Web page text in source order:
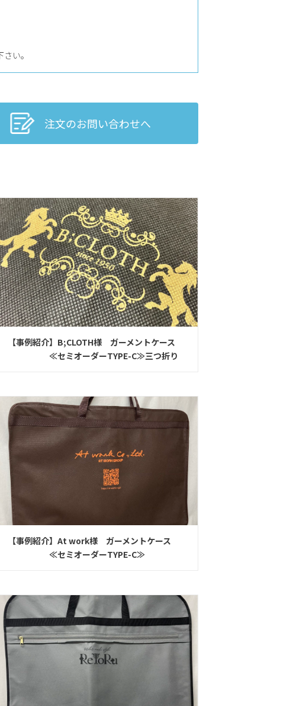
い。
注文のお問い合わせへ
【事例紹介】B;CLOTH様 ガーメントケース
≪セミオーダーTYPE-C≫三つ折り
【事例紹介】At work様 ガーメントケース
≪セミオーダーTYPE-C≫